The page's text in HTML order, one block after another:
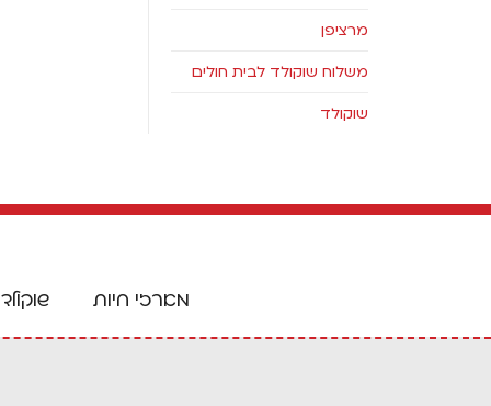
מרציפן
משלוח שוקולד לבית חולים
שוקולד
מארזי חיות שוקולד